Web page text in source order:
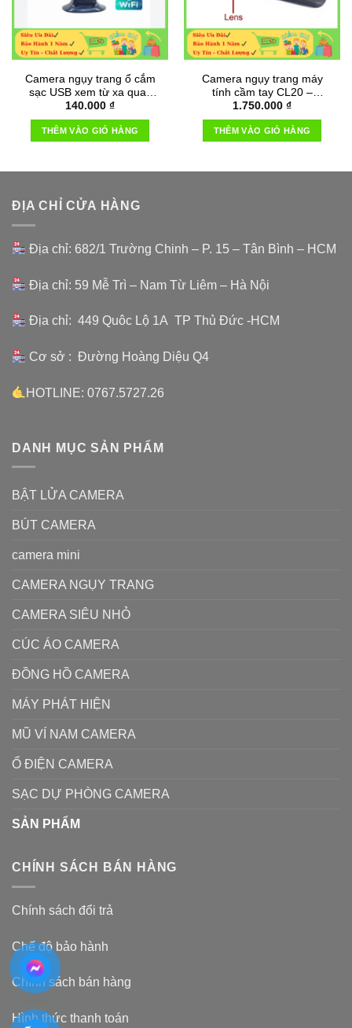
Camera ngụy trang ổ cắm
sạc USB xem từ xa quay
phim 4k siêu rõ nét
140.000 ₫
THÊM VÀO GIỎ HÀNG
Camera ngụy trang máy
tính cầm tay CL20 –
Camera Full HD Wifi
1.750.000 ₫
THÊM VÀO GIỎ HÀNG
ĐỊA CHỈ CỬA HÀNG
Địa chỉ: 682/1 Trường Chinh – P. 15 – Tân Bình – HCM
Địa chỉ: 59 Mễ Trì – Nam Từ Liêm – Hà Nội
Địa chỉ: 449 Quôc Lộ 1A TP Thủ Đức -HCM
Cơ sở : Đường Hoàng Diệu Q4
HOTLINE: 0767.5727.26
DANH MỤC SẢN PHẨM
BẬT LỬA CAMERA
BÚT CAMERA
camera mini
CAMERA NGỤY TRANG
CAMERA SIÊU NHỎ
CÚC ÁO CAMERA
ĐỒNG HỒ CAMERA
MÁY PHÁT HIỆN
MŨ VÍ NAM CAMERA
Ổ ĐIỆN CAMERA
SẠC DỰ PHÒNG CAMERA
SẢN PHẨM
CHÍNH SÁCH BÁN HÀNG
Chính sách đổi trả
Chế độ bảo hành
Chính sách bán hàng
Hình thức thanh toán